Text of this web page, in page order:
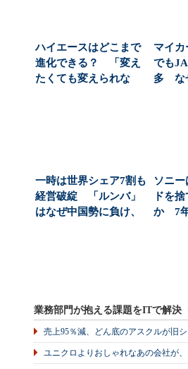
ハイエースはどこまで
進化できる？ 「変え
たくても変えられな
マイカ
でも
多 な
一時は世界シェア7割も
経営破綻 「ルンバ」
はなぜ中国勢に負け、
ソニ
ドを
か 7年
業務部門が抱える課題をITで解決
売上95％減、どん底のアスクルが旧
ユニクロよりおしゃれなあの会社が